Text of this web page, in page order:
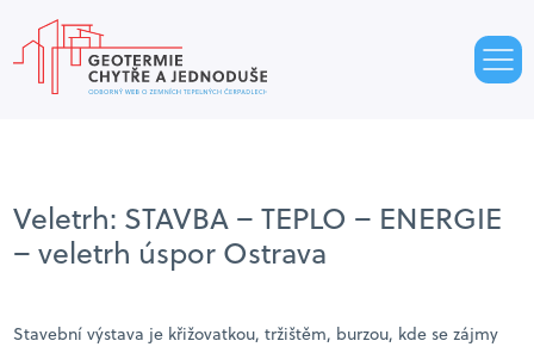
Veletrh: STAVBA – TEPLO – ENERGIE
– veletrh úspor Ostrava
Stavební výstava je křižovatkou, tržištěm, burzou, kde se zájmy